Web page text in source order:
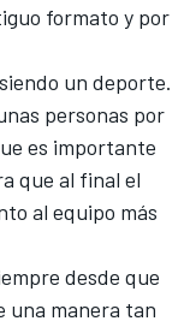
formato y por
un deporte.
personas por
es importante
que al final el
al equipo más
desde que
una manera tan